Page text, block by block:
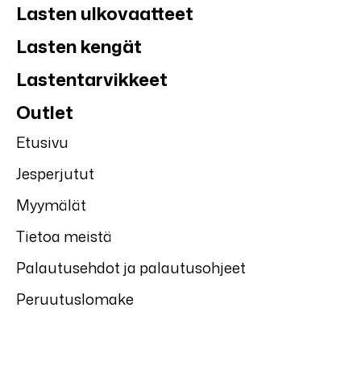
Lasten ulkovaatteet
Lasten kengät
Lastentarvikkeet
Outlet
Etusivu
Jesperjutut
Myymälät
Tietoa meistä
Palautusehdot ja palautusohjeet
Peruutuslomake